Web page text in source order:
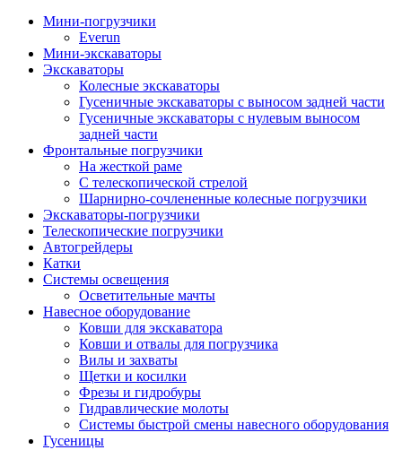
Мини-погрузчики
Everun
Мини-экскаваторы
Экскаваторы
Колесные экскаваторы
Гусеничные экскаваторы с выносом задней части
Гусеничные экскаваторы с нулевым выносом
задней части
Фронтальные погрузчики
На жесткой раме
С телескопической стрелой
Шарнирно-сочлененные колесные погрузчики
Экскаваторы-погрузчики
Телескопические погрузчики
Автогрейдеры
Катки
Системы освещения
Осветительные мачты
Навесное оборудование
Ковши для экскаватора
Ковши и отвалы для погрузчика
Вилы и захваты
Щетки и косилки
Фрезы и гидробуры
Гидравлические молоты
Системы быстрой смены навесного оборудования
Гусеницы